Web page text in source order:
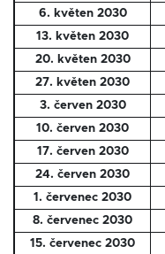
6. květen 2030
13. květen 2030
20. květen 2030
27. květen 2030
3. červen 2030
10. červen 2030
17. červen 2030
24. červen 2030
1. červenec 2030
8. červenec 2030
15. červenec 2030